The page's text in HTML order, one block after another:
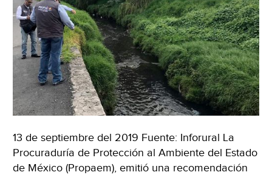
13 de septiembre del 2019 Fuente: Inforural La
Procuraduría de Protección al Ambiente del Estado
de México (Propaem), emitió una recomendación